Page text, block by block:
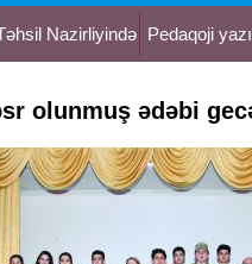
Nazirliyində Pedaqoji
olunmuş ədəbi